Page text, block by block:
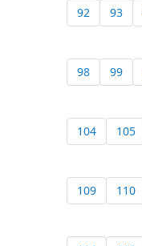
92 93
98 99
104 105
109 110